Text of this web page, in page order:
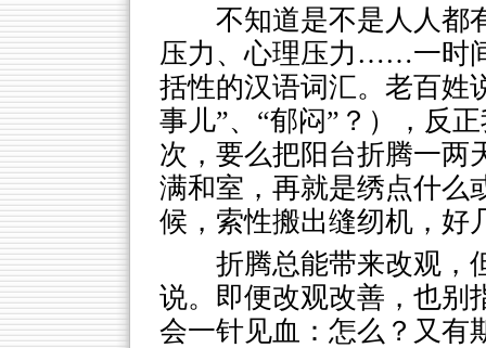
不知道是不是人人都
压力、心理压力……一时
括性的汉语词汇。老百姓
事儿”、“郁闷”？），反
次，要么把阳台折腾一两
满和室，再就是绣点什么
候，索性搬出缝纫机，好
折腾总能带来改观，
说。即便改观改善，也别
会一针见血：怎么？又有